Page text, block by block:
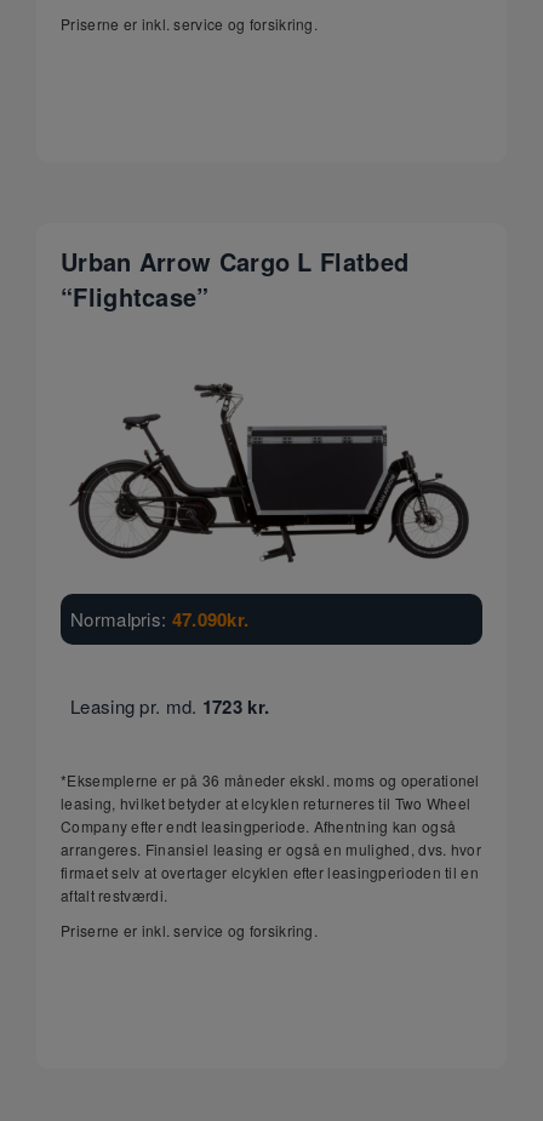
Priserne er inkl. service og forsikring.
Urban Arrow Cargo L Flatbed
“Flightcase”
Normalpris: 47.090kr.
Leasing pr. md. 1723 kr.
*Eksemplerne er på 36 måneder ekskl. moms og operationel
leasing, hvilket betyder at elcyklen returneres til Two Wheel
Company efter endt leasingperiode. Afhentning kan også
arrangeres. Finansiel leasing er også en mulighed, dvs. hvor
firmaet selv at overtager elcyklen efter leasingperioden til en
aftalt restværdi.
Priserne er inkl. service og forsikring.